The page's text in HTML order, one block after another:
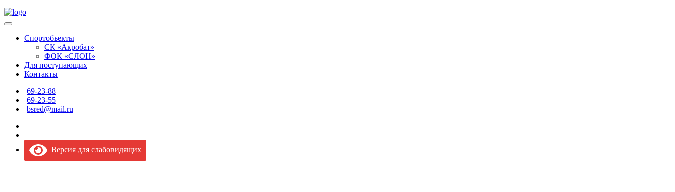
Спортобъекты
СК «Акробат»
ФОК «СЛОН»
Для поступающих
Контакты
69-23-88
69-23-55
bsred@mail.ru
Версия для слабовидящих